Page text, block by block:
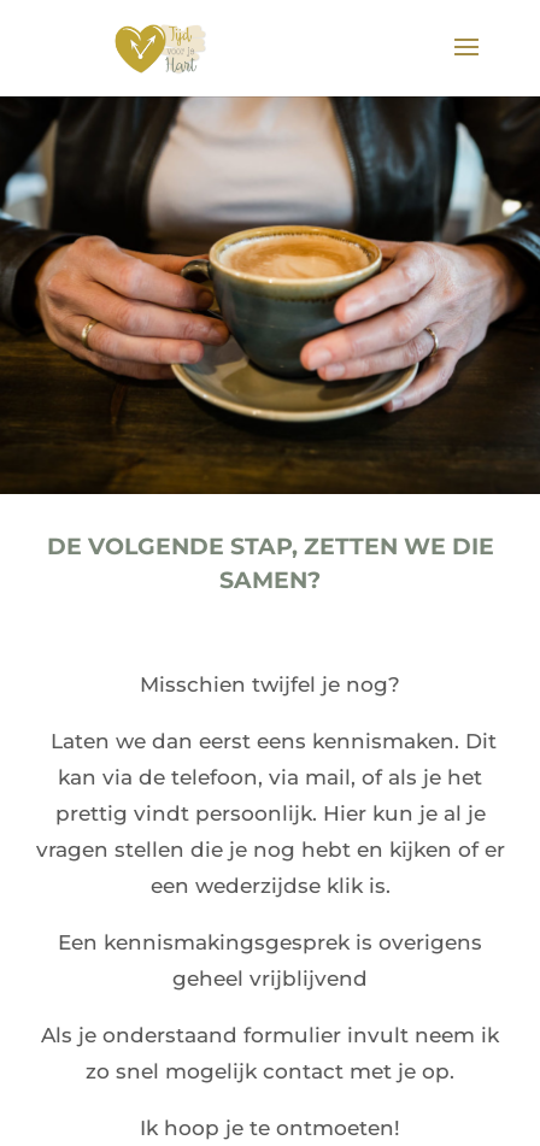
DE VOLGENDE STAP, ZETTEN WE DIE
SAMEN?
Misschien twijfel je nog?
Laten we dan eerst eens kennismaken. Dit
kan via de telefoon, via mail, of als je het
prettig vindt persoonlijk. Hier kun je al je
vragen stellen die je nog hebt en kijken of er
een wederzijdse klik is.
Een kennismakingsgesprek is overigens
geheel vrijblijvend
Als je onderstaand formulier invult neem ik
zo snel mogelijk contact met je op.
Ik hoop je te ontmoeten!